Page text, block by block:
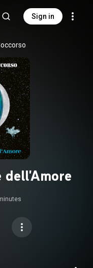
Sign in
dell'Amore